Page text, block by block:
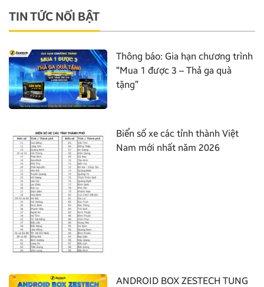
TIN TỨC NỔI BẬT
Thông báo: Gia hạn chương trình
“Mua 1 được 3 – Thả ga quà
tặng”
Biển số xe các tỉnh thành Việt
Nam mới nhất năm 2026
ANDROID BOX ZESTECH TUNG